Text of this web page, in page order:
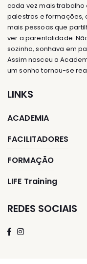
cada vez mais
palestras e formações,
mais pessoas que
ver a parentalidade.
sozinha, sonhava em
Assim nasceu a
um sonho tornou-se
LINKS
ACADEMIA
FACILITADORES
FORMAÇÃO
LIFE Training
REDES SOCIAIS